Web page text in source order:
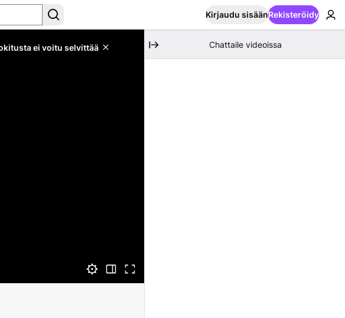
Kirjaudu sisäänRekisteröidy
ei voitu selvittää Chattaile videoissa